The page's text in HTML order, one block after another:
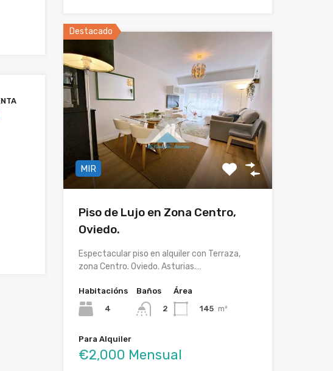
Destacado
MIR
Piso de Lujo en Zona Centro,
Oviedo.
Espectacular piso en alquiler con Terraza,
zona Centro. Oviedo. Asturias.…
Habitacións
4
Baños
2
Área
145 m²
Para Alquiler
€2,000 Mensual